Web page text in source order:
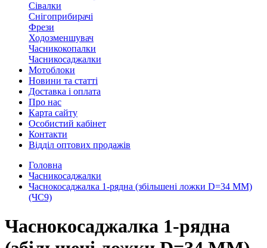
Сівалки
Снігоприбирачі
Фрези
Ходозменшувач
Часникокопалки
Часникосаджалки
Мотоблоки
Новини та статті
Доставка і оплата
Про нас
Карта сайту
Особистий кабінет
Контакти
Відділ оптових продажів
Головна
Часникосаджалки
Часнокосаджалка 1-рядна (збільшені ложки D=34 MM)
(ЧС9)
Часнокосаджалка 1-рядна